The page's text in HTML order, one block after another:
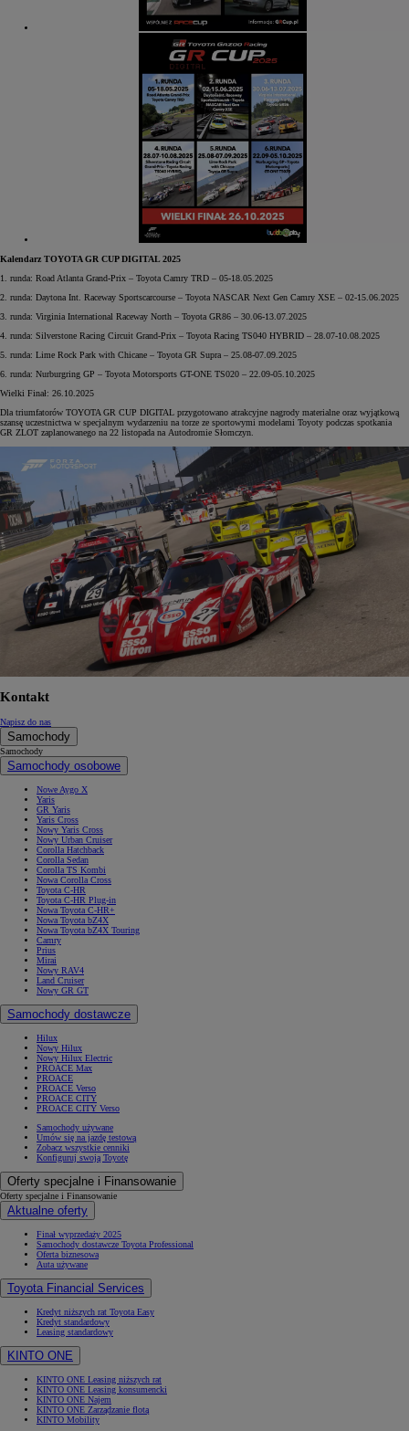
Kalendarz TOYOTA GR CUP DIGITAL 2025
1. runda: Road Atlanta Grand-Prix – Toyota Camry TRD – 05-18.05.2025
2. runda: Daytona Int. Raceway Sportscarcourse – Toyota NASCAR Next Gen Camry XSE – 02-15.06.2025
3. runda: Virginia International Raceway North – Toyota GR86 – 30.06-13.07.2025
4. runda: Silverstone Racing Circuit Grand-Prix – Toyota Racing TS040 HYBRID – 28.07-10.08.2025
5. runda: Lime Rock Park with Chicane – Toyota GR Supra – 25.08-07.09.2025
6. runda: Nurburgring GP – Toyota Motorsports GT-ONE TS020 – 22.09-05.10.2025
Wielki Finał: 26.10.2025
Dla triumfatorów TOYOTA GR CUP DIGITAL przygotowano atrakcyjne nagrody materialne oraz wyjątkową
szansę uczestnictwa w specjalnym wydarzeniu na torze ze sportowymi modelami Toyoty podczas spotkania
GR ZLOT zaplanowanego na 22 listopada na Autodromie Słomczyn.
Kontakt
Napisz do nas
Samochody
Samochody
Samochody osobowe
Nowe Aygo X
Yaris
GR Yaris
Yaris Cross
Nowy Yaris Cross
Nowy Urban Cruiser
Corolla Hatchback
Corolla Sedan
Corolla TS Kombi
Nowa Corolla Cross
Toyota C-HR
Toyota C-HR Plug-in
Nowa Toyota C-HR+
Nowa Toyota bZ4X
Nowa Toyota bZ4X Touring
Camry
Prius
Mirai
Nowy RAV4
Land Cruiser
Nowy GR GT
Samochody dostawcze
Hilux
Nowy Hilux
Nowy Hilux Electric
PROACE Max
PROACE
PROACE Verso
PROACE CITY
PROACE CITY Verso
Samochody używane
Umów się na jazdę testową
Zobacz wszystkie cenniki
Konfiguruj swoją Toyotę
Oferty specjalne i Finansowanie
Oferty specjalne i Finansowanie
Aktualne oferty
Finał wyprzedaży 2025
Samochody dostawcze Toyota Professional
Oferta biznesowa
Auta używane
Toyota Financial Services
Kredyt niższych rat Toyota Easy
Kredyt standardowy
Leasing standardowy
KINTO ONE
KINTO ONE Leasing niższych rat
KINTO ONE Leasing konsumencki
KINTO ONE Najem
KINTO ONE Zarządzanie flotą
KINTO Mobility